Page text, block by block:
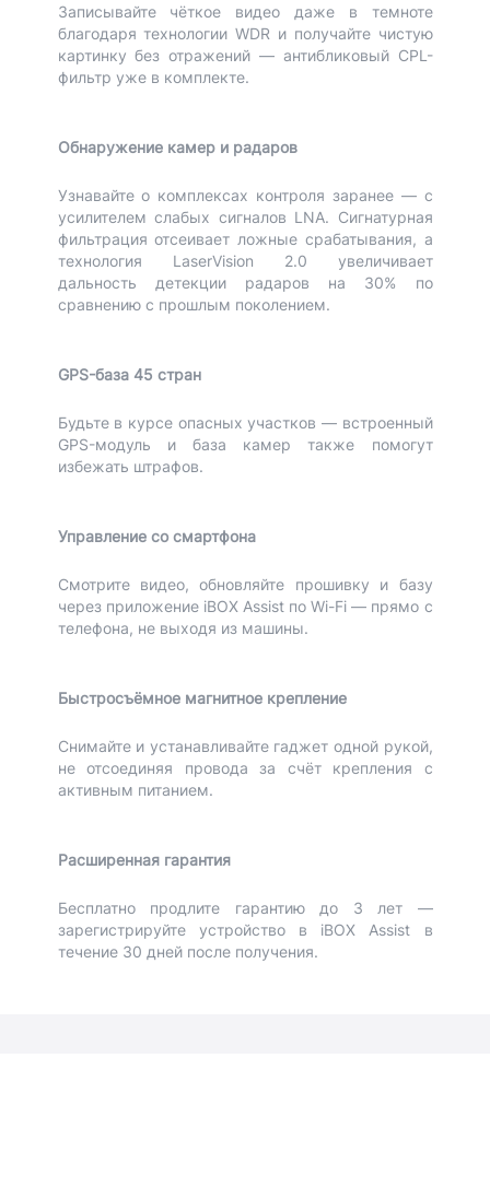
Записывайте чёткое видео даже в темноте
благодаря технологии WDR и получайте чистую
картинку без отражений — антибликовый CPL-
фильтр уже в комплекте.
Обнаружение камер и радаров
Узнавайте о комплексах контроля заранее — с
усилителем слабых сигналов LNA. Сигнатурная
фильтрация отсеивает ложные срабатывания, а
технология LaserVision 2.0 увеличивает
дальность детекции радаров на 30% по
сравнению с прошлым поколением.
GPS-база 45 стран
Будьте в курсе опасных участков — встроенный
GPS-модуль и база камер также помогут
избежать штрафов.
Управление со смартфона
Смотрите видео, обновляйте прошивку и базу
через приложение iBOX Assist по Wi-Fi — прямо с
телефона, не выходя из машины.
Быстросъёмное магнитное крепление
Снимайте и устанавливайте гаджет одной рукой,
не отсоединяя провода за счёт крепления с
активным питанием.
Расширенная гарантия
Бесплатно продлите гарантию до 3 лет —
зарегистрируйте устройство в iBOX Assist в
течение 30 дней после получения.